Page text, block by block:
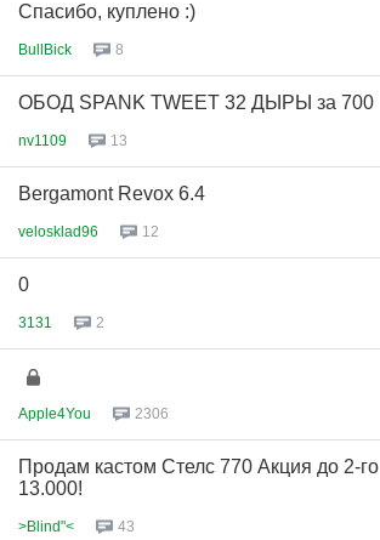
Спасибо, куплено :)
BullBick 8
ОБОД SPANK TWEET 32 ДЫРЫ за 700
nv1109 13
Bergamont Revox 6.4
velosklad96 12
0
3131 2
Apple4You 2306
Продам кастом Стелс 770 Акция до 2-го
13.000!
>Blind"< 43